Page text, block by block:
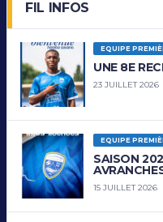
FIL INFOS
EQUIPE
UNE 8E
23 JUILLET 2026
EQUIPE
SAISON
15 JUILLET 2026